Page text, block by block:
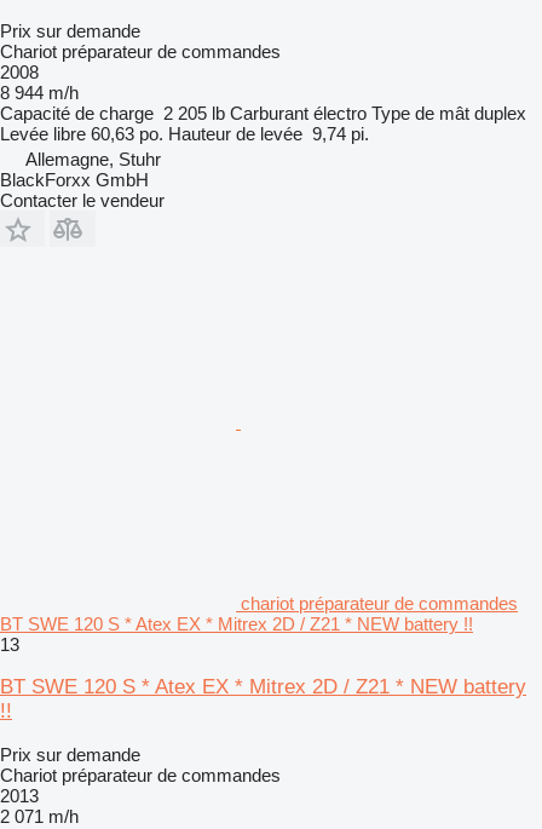
Prix sur demande
Chariot préparateur de commandes
2008
8 944 m/h
Capacité de charge 2 205 lb Carburant électro Type de mât duplex
Levée libre 60,63 po. Hauteur de levée 9,74 pi.
Allemagne, Stuhr
BlackForxx GmbH
Contacter le vendeur
chariot préparateur de commandes
BT SWE 120 S * Atex EX * Mitrex 2D / Z21 * NEW battery !!
13
BT SWE 120 S * Atex EX * Mitrex 2D / Z21 * NEW battery
!!
Prix sur demande
Chariot préparateur de commandes
2013
2 071 m/h